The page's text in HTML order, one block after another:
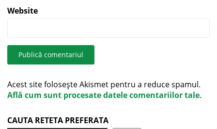
Website
Acest site folosește Akismet pentru a reduce spamul.
Află cum sunt procesate datele comentariilor tale.
CAUTA RETETA PREFERATA